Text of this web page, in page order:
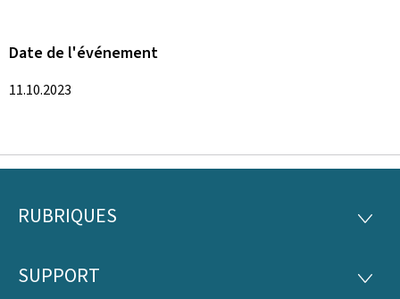
Date de l'événement
11.10.2023
Pied
page
RUBRIQUES
SUPPORT